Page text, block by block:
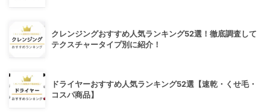
クレンジングおすすめ人気ランキング52選！徹底調査して
テクスチャータイプ別に紹介！
ドライヤーおすすめ人気ランキング52選【速乾・くせ毛・
コスパ商品】